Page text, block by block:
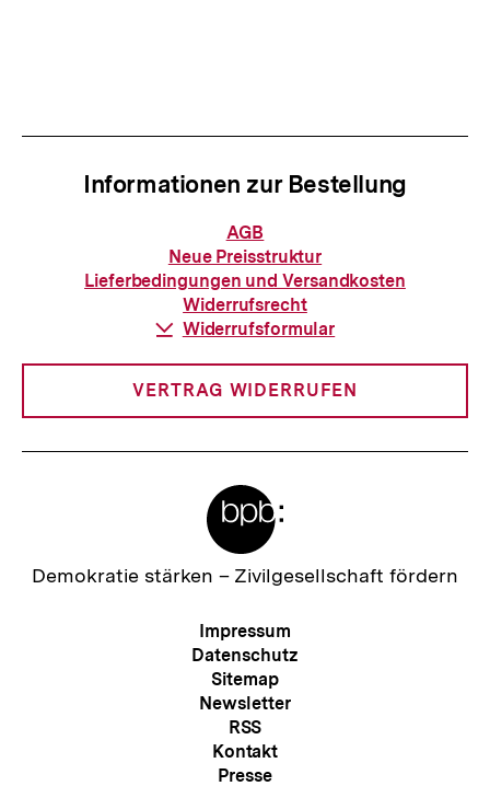
Informationen zur Bestellung
Informationen
zur
Bestellung
AGB
Neue Preisstruktur
Lieferbedingungen und Versandkosten
Widerrufsrecht
Download-
Widerrufsformular
VERTRAG WIDERRUFEN
Zur
Demokratie stärken – Zivilgesellschaft fördern
Meta-
Navigation
Impressum
Datenschutz
Sitemap
Newsletter
RSS
Kontakt
Presse